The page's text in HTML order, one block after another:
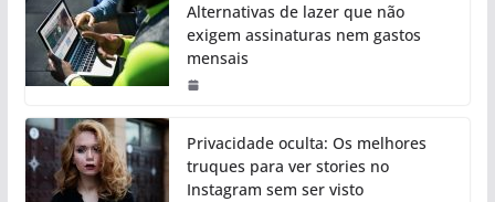
Alternativas de lazer que não
exigem assinaturas nem gastos
mensais
Privacidade oculta: Os melhores
truques para ver stories no
Instagram sem ser visto